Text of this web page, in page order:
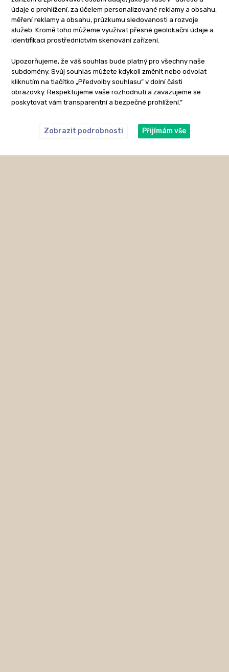
údaje o prohlížení, za účelem personalizované reklamy a obsahu,
měření reklamy a obsahu, průzkumu sledovanosti a rozvoje
služeb. Kromě toho můžeme využívat přesné geolokační údaje a
identifikaci prostřednictvím skenování zařízení.
Upozorňujeme, že váš souhlas bude platný pro všechny naše
subdomény. Svůj souhlas můžete kdykoli změnit nebo odvolat
kliknutím na tlačítko „Předvolby souhlasu” v dolní části
obrazovky. Respektujeme vaše rozhodnutí a zavazujeme se
poskytovat vám transparentní a bezpečné prohlížení.”
Zobrazit podrobnosti Přijímám vše